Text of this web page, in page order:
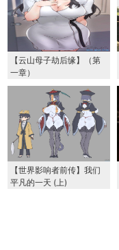
【云山母子劫后缘】（第
一章）
【世界影响者前传】我们
平凡的一天 (上)